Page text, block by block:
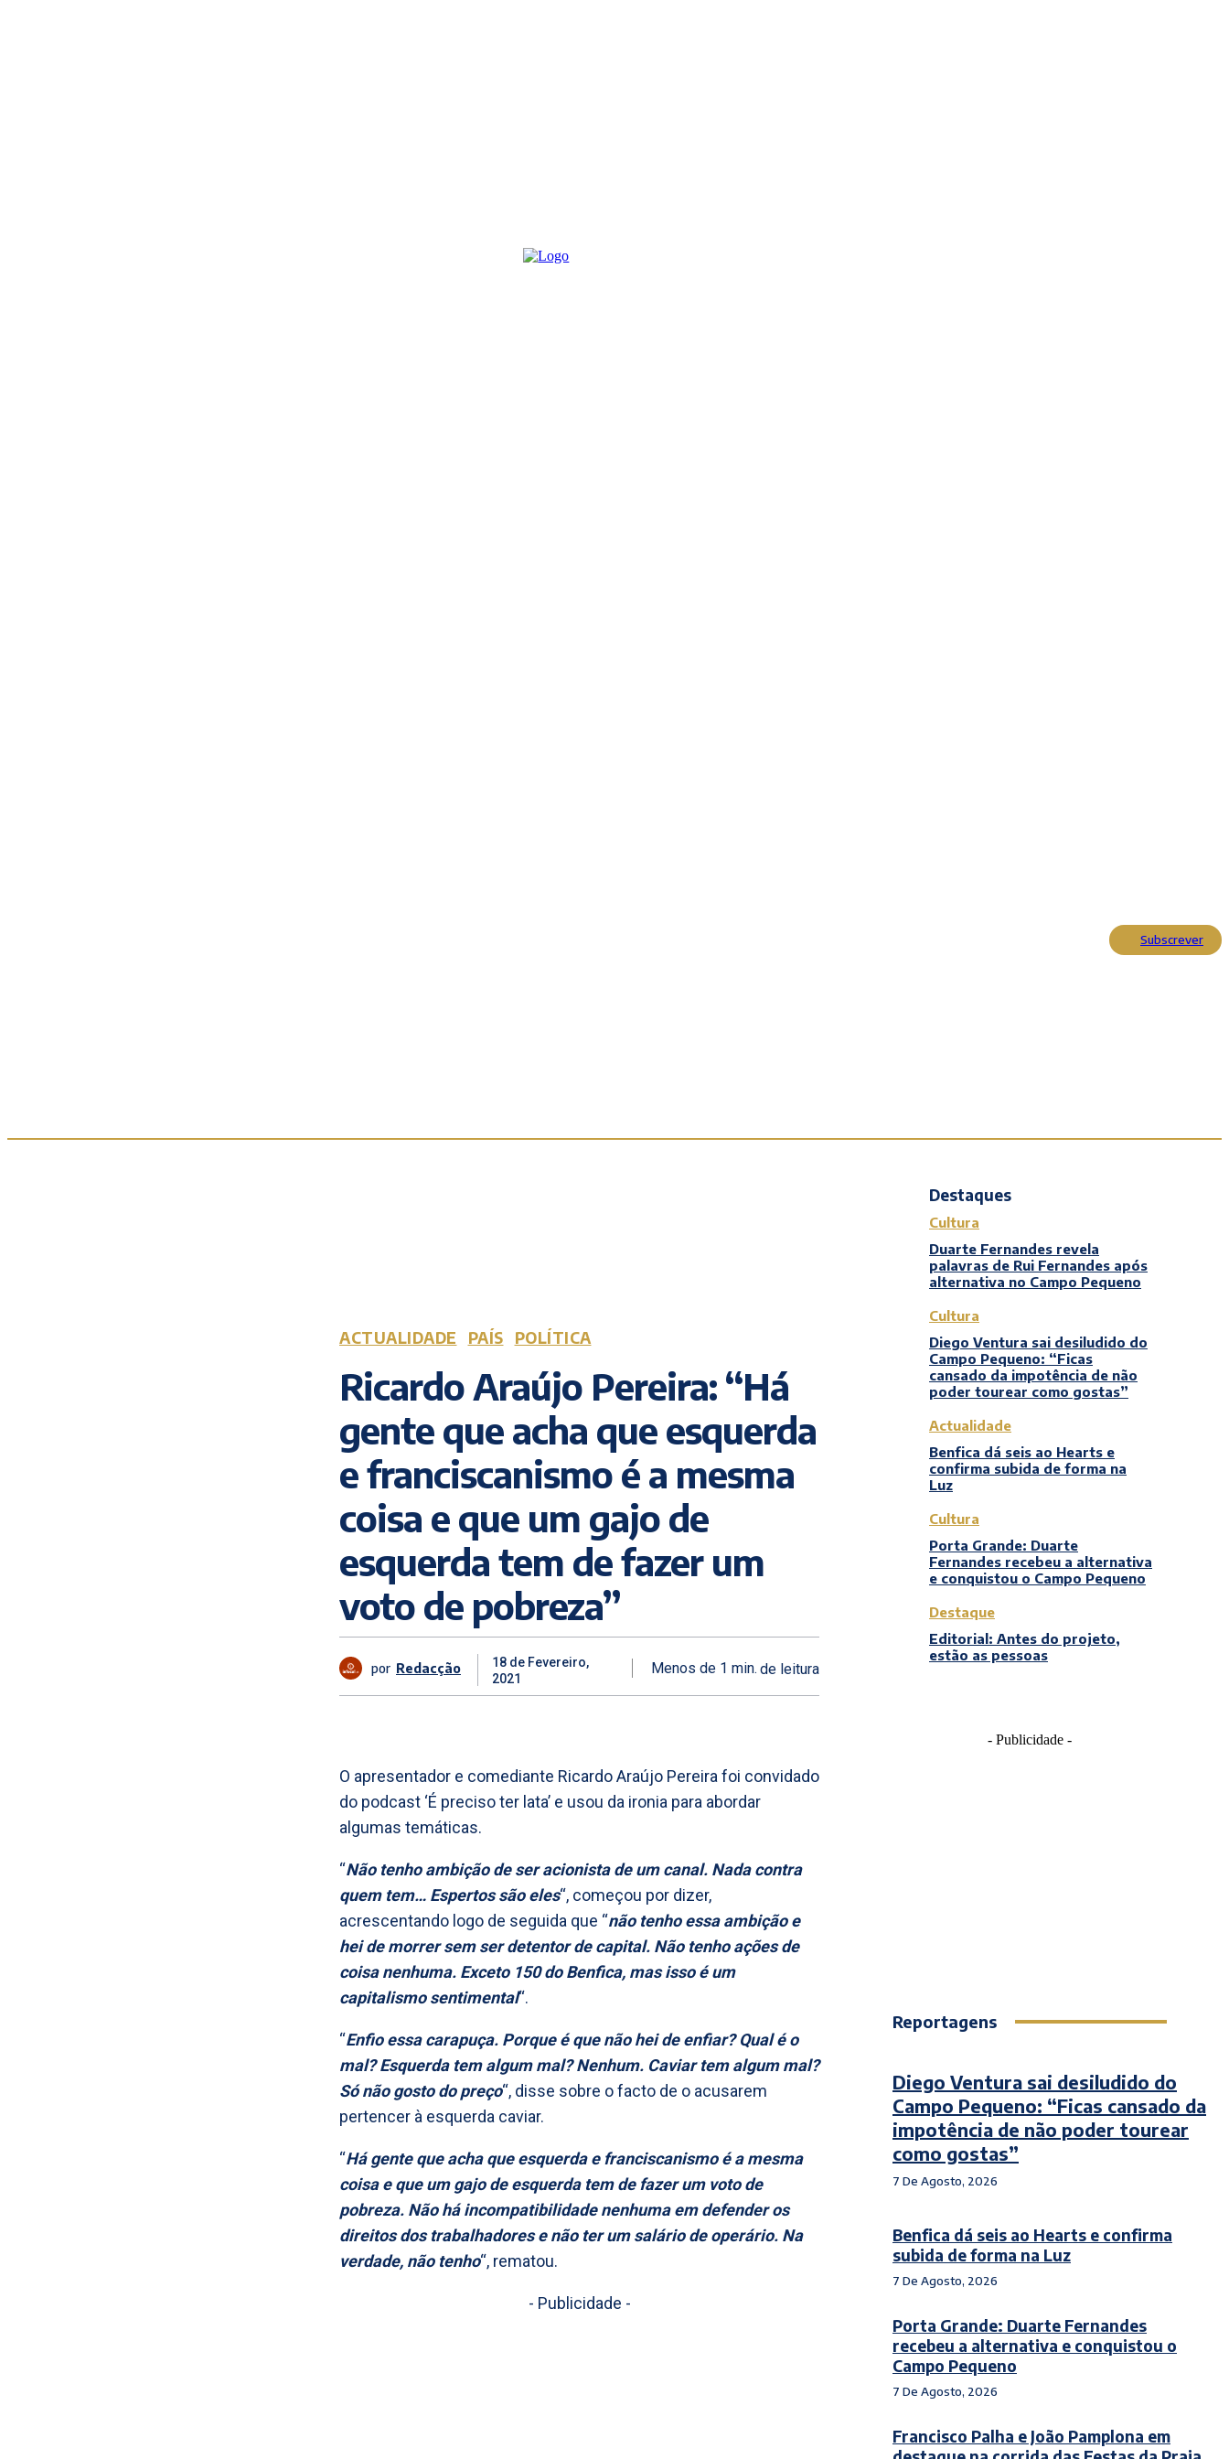
Subscrever
ACTUALIDADE PAÍS POLÍTICA
Ricardo Araújo Pereira: “Há
gente que acha que esquerda
e franciscanismo é a mesma
coisa e que um gajo de
esquerda tem de fazer um
voto de pobreza”
por Redacção
18 de Fevereiro,
2021
Menos de 1 min. de leitura
O apresentador e comediante Ricardo Araújo Pereira foi convidado
do podcast ‘É preciso ter lata’ e usou da ironia para abordar
algumas temáticas.
“Não tenho ambição de ser acionista de um canal. Nada contra
quem tem… Espertos são eles“, começou por dizer,
acrescentando logo de seguida que “não tenho essa ambição e
hei de morrer sem ser detentor de capital. Não tenho ações de
coisa nenhuma. Exceto 150 do Benfica, mas isso é um
capitalismo sentimental“.
“Enfio essa carapuça. Porque é que não hei de enfiar? Qual é o
mal? Esquerda tem algum mal? Nenhum. Caviar tem algum mal?
Só não gosto do preço“, disse sobre o facto de o acusarem
pertencer à esquerda caviar.
“Há gente que acha que esquerda e franciscanismo é a mesma
coisa e que um gajo de esquerda tem de fazer um voto de
pobreza. Não há incompatibilidade nenhuma em defender os
direitos dos trabalhadores e não ter um salário de operário. Na
verdade, não tenho“, rematou.
- Publicidade -
Destaques
Cultura
Duarte Fernandes revela
palavras de Rui Fernandes após
alternativa no Campo Pequeno
Cultura
Diego Ventura sai desiludido do
Campo Pequeno: “Ficas
cansado da impotência de não
poder tourear como gostas”
Actualidade
Benfica dá seis ao Hearts e
confirma subida de forma na
Luz
Cultura
Porta Grande: Duarte
Fernandes recebeu a alternativa
e conquistou o Campo Pequeno
Destaque
Editorial: Antes do projeto,
estão as pessoas
- Publicidade -
Reportagens
Diego Ventura sai desiludido do
Campo Pequeno: “Ficas cansado da
impotência de não poder tourear
como gostas”
7 De Agosto, 2026
Benfica dá seis ao Hearts e confirma
subida de forma na Luz
7 De Agosto, 2026
Porta Grande: Duarte Fernandes
recebeu a alternativa e conquistou o
Campo Pequeno
7 De Agosto, 2026
Francisco Palha e João Pamplona em